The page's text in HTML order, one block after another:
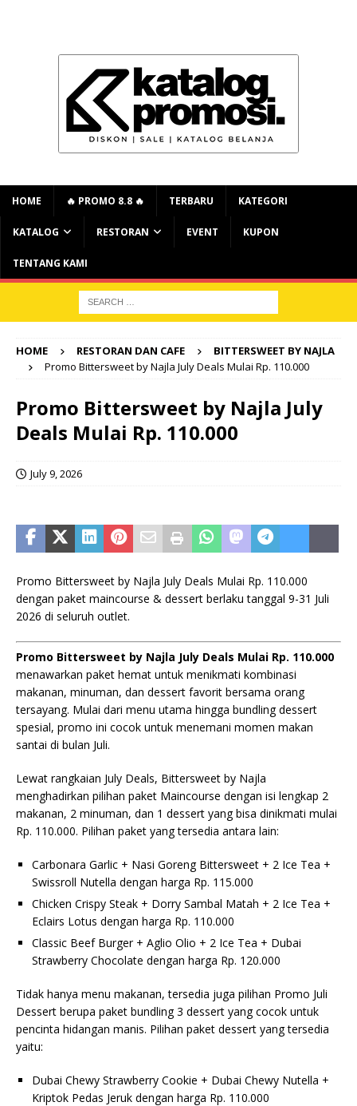
HOME 🔥 PROMO 8.8 🔥 TERBARU KATEGORI
KATALOG RESTORAN EVENT KUPON
TENTANG KAMI
HOME RESTORAN DAN CAFE
BITTERSWEET BY NAJLA
Promo Bittersweet by Najla July Deals Mulai Rp. 110.000
Promo Bittersweet by Najla July
Deals Mulai Rp. 110.000
July 9, 2026
Promo Bittersweet by Najla July Deals Mulai Rp. 110.000
dengan paket maincourse & dessert berlaku tanggal 9-31 Juli
2026 di seluruh outlet.
Promo Bittersweet by Najla July Deals Mulai Rp. 110.000
menawarkan paket hemat untuk menikmati kombinasi
makanan, minuman, dan dessert favorit bersama orang
tersayang. Mulai dari menu utama hingga bundling dessert
spesial, promo ini cocok untuk menemani momen makan
santai di bulan Juli.
Lewat rangkaian July Deals, Bittersweet by Najla
menghadirkan pilihan paket Maincourse dengan isi lengkap 2
makanan, 2 minuman, dan 1 dessert yang bisa dinikmati mulai
Rp. 110.000. Pilihan paket yang tersedia antara lain:
Carbonara Garlic + Nasi Goreng Bittersweet + 2 Ice Tea +
Swissroll Nutella dengan harga Rp. 115.000
Chicken Crispy Steak + Dorry Sambal Matah + 2 Ice Tea +
Eclairs Lotus dengan harga Rp. 110.000
Classic Beef Burger + Aglio Olio + 2 Ice Tea + Dubai
Strawberry Chocolate dengan harga Rp. 120.000
Tidak hanya menu makanan, tersedia juga pilihan Promo Juli
Dessert berupa paket bundling 3 dessert yang cocok untuk
pencinta hidangan manis. Pilihan paket dessert yang tersedia
yaitu:
Dubai Chewy Strawberry Cookie + Dubai Chewy Nutella +
Kriptok Pedas Jeruk dengan harga Rp. 110.000